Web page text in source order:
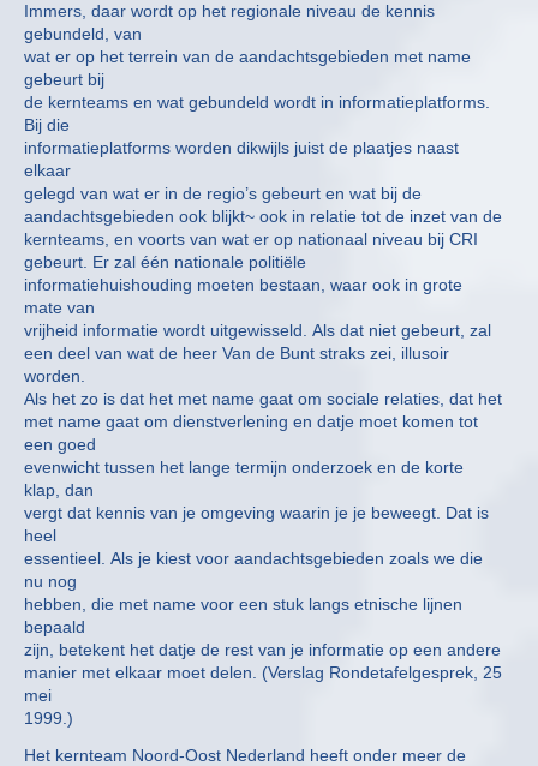
Immers, daar wordt op het regionale niveau de kennis
gebundeld, van
wat er op het terrein van de aandachtsgebieden met name
gebeurt bij
de kernteams en wat gebundeld wordt in informatieplatforms.
Bij die
informatieplatforms worden dikwijls juist de plaatjes naast
elkaar
gelegd van wat er in de regio’s gebeurt en wat bij de
aandachtsgebieden ook blijkt~ ook in relatie tot de inzet van de
kernteams, en voorts van wat er op nationaal niveau bij CRI
gebeurt. Er zal één nationale politiële
informatiehuishouding moeten bestaan, waar ook in grote
mate van
vrijheid informatie wordt uitgewisseld. Als dat niet gebeurt, zal
een deel van wat de heer Van de Bunt straks zei, illusoir
worden.
Als het zo is dat het met name gaat om sociale relaties, dat het
met name gaat om dienstverlening en datje moet komen tot
een goed
evenwicht tussen het lange termijn onderzoek en de korte
klap, dan
vergt dat kennis van je omgeving waarin je je beweegt. Dat is
heel
essentieel. Als je kiest voor aandachtsgebieden zoals we die
nu nog
hebben, die met name voor een stuk langs etnische lijnen
bepaald
zijn, betekent het datje de rest van je informatie op een andere
manier met elkaar moet delen. (Verslag Rondetafelgesprek, 25
mei
1999.)
Het kernteam Noord-Oost Nederland heeft onder meer de